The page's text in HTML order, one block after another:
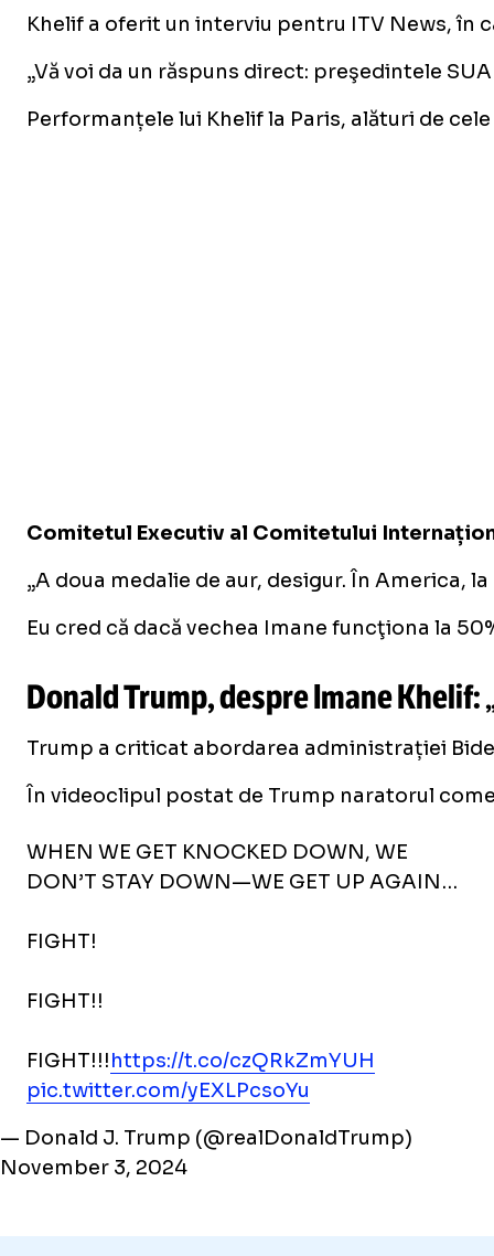
Khelif a oferit un interviu pentru ITV News, în
„Vă voi da un răspuns direct: preşedintele
Performanțele lui Khelif la Paris, alături de
Comitetul Executiv al Comitetului
„A doua medalie de aur, desigur. În America,
Eu cred că dacă vechea Imane funcţiona la
Donald Trump, despre Imane
Trump a criticat abordarea administrației
În videoclipul postat de Trump naratorul
WHEN WE GET KNOCKED DOWN, WE
DON’T STAY DOWN—WE GET UP AGAIN…
FIGHT!
FIGHT!!
FIGHT!!!https://t.co/czQRkZmYUH
pic.twitter.com/yEXLPcsoYu
— Donald J. Trump (@realDonaldTrump)
November 3, 2024